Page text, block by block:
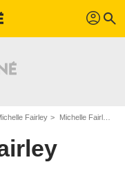
profil search
Fairley Michelle Fairley : ses Blu-Ray, DVD, VOD, SVOD